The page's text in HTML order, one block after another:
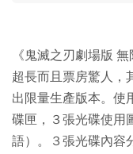
《鬼滅之刃劇場版
超長而且票房驚人，
出限量生產版本。使
碟匣，３張光碟使用
語）。３張光碟內容